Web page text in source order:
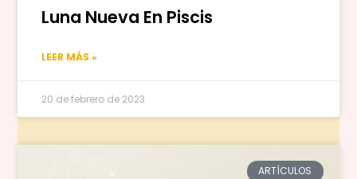
Luna Nueva En Piscis
LEER MÁS »
20 de febrero de 2023
ARTÍCULOS